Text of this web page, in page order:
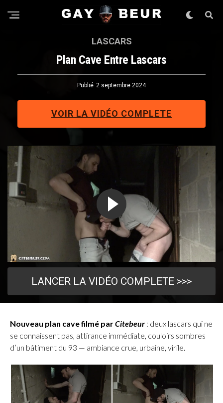
LANCER LA VIDÉO COMPLETE >>>
LASCARS
Plan Cave Entre Lascars
Publié 2 septembre 2024
VOIR LA VIDÉO COMPLETE
Nouveau plan cave filmé parCitebeur : deux lascars qui ne
se connaissent pas, attirance immédiate, couloirs sombres
d’un bâtiment du 93 — ambiance crue, urbaine, virile.